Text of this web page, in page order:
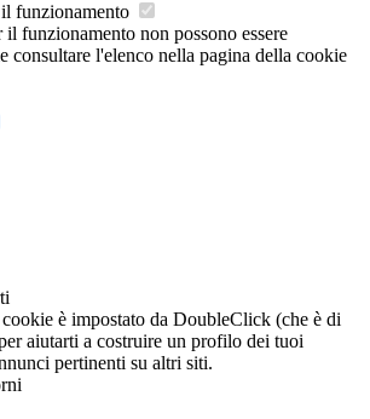
funzionamento
il funzionamento non possono essere
consultare l'elenco nella pagina della cookie
è impostato da DoubleClick (che è di
aiutarti a costruire un profilo dei tuoi
pertinenti su altri siti.